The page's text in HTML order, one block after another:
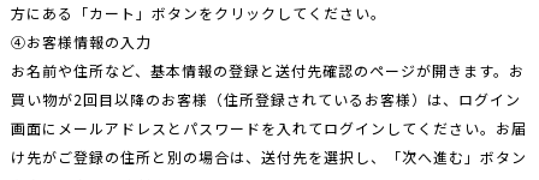
方にある「カート」ボタンをクリックしてください。
④お客様情報の入力
お名前や住所など、基本情報の登録と送付先確認のページが開きます。お
買い物が2回目以降のお客様（住所登録されているお客様）は、ログイン
画面にメールアドレスとパスワードを入れてログインしてください。お届
け先がご登録の住所と別の場合は、送付先を選択し、「次へ進む」ボタン